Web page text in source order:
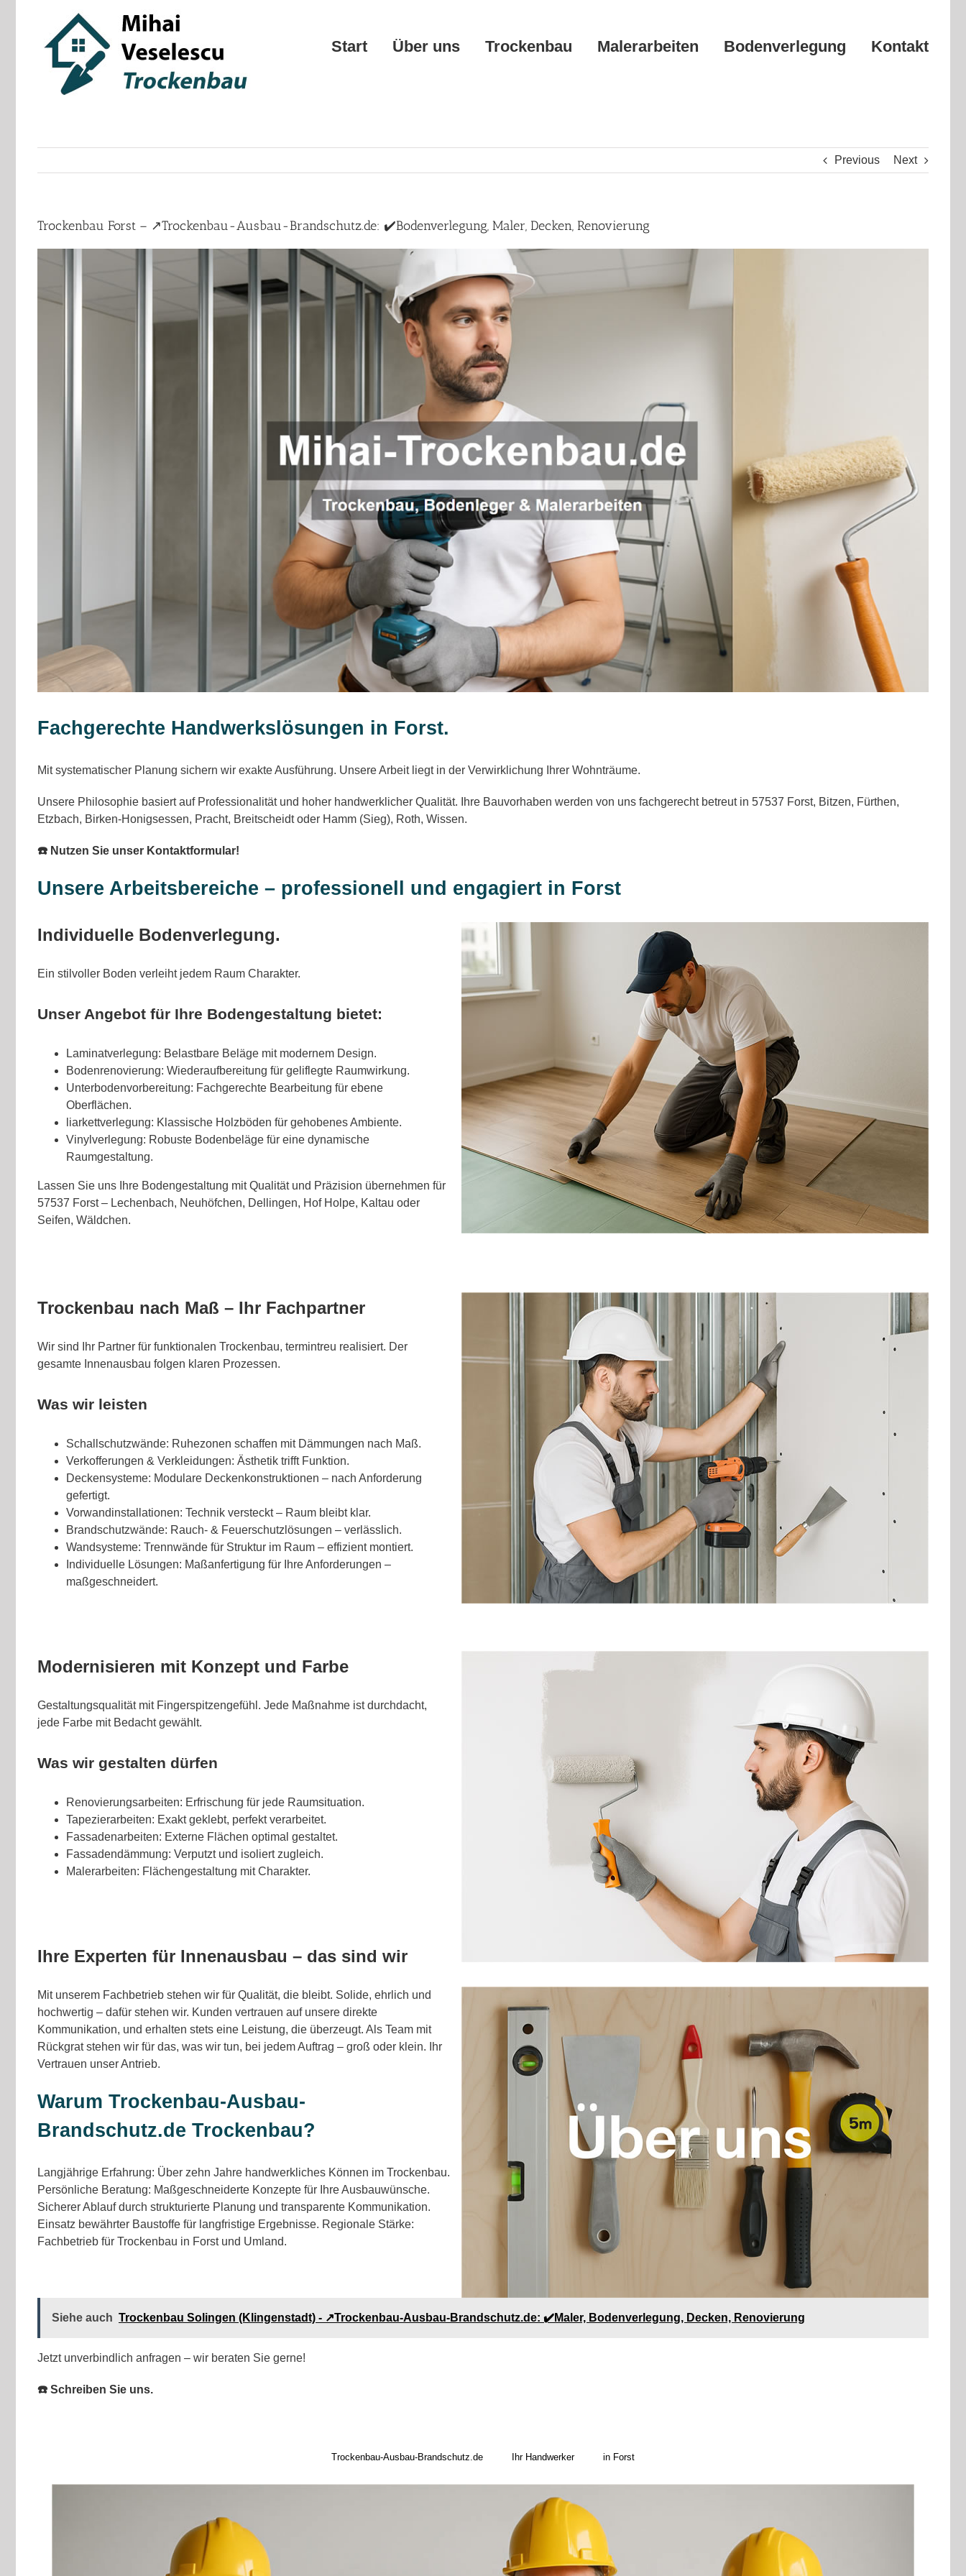
Start Über uns Trockenbau Malerarbeiten Bodenverlegung Kontakt
Previous Next
Trockenbau Forst – ↗️Trockenbau-Ausbau-Brandschutz.de: ✔️Bodenverlegung, Maler, Decken, Renovierung
Fachgerechte Handwerkslösungen in Forst.
Mit systematischer Planung sichern wir exakte Ausführung. Unsere Arbeit liegt in der Verwirklichung Ihrer Wohnträume.
Unsere Philosophie basiert auf Professionalität und hoher handwerklicher Qualität. Ihre Bauvorhaben werden von uns fachgerecht betreut in 57537 Forst, Bitzen, Fürthen,
Etzbach, Birken-Honigsessen, Pracht, Breitscheidt oder Hamm (Sieg), Roth, Wissen.
☎️ Nutzen Sie unser Kontaktformular!
Unsere Arbeitsbereiche – professionell und engagiert in Forst
Individuelle Bodenverlegung.
Ein stilvoller Boden verleiht jedem Raum Charakter.
Unser Angebot für Ihre Bodengestaltung bietet:
Laminatverlegung: Belastbare Beläge mit modernem Design.
Bodenrenovierung: Wiederaufbereitung für geliflegte Raumwirkung.
Unterbodenvorbereitung: Fachgerechte Bearbeitung für ebene
Oberflächen.
liarkettverlegung: Klassische Holzböden für gehobenes Ambiente.
Vinylverlegung: Robuste Bodenbeläge für eine dynamische
Raumgestaltung.
Lassen Sie uns Ihre Bodengestaltung mit Qualität und Präzision übernehmen für
57537 Forst – Lechenbach, Neuhöfchen, Dellingen, Hof Holpe, Kaltau oder
Seifen, Wäldchen.
Trockenbau nach Maß – Ihr Fachpartner
Wir sind Ihr Partner für funktionalen Trockenbau, termintreu realisiert. Der
gesamte Innenausbau folgen klaren Prozessen.
Was wir leisten
Schallschutzwände: Ruhezonen schaffen mit Dämmungen nach Maß.
Verkofferungen & Verkleidungen: Ästhetik trifft Funktion.
Deckensysteme: Modulare Deckenkonstruktionen – nach Anforderung
gefertigt.
Vorwandinstallationen: Technik versteckt – Raum bleibt klar.
Brandschutzwände: Rauch- & Feuerschutzlösungen – verlässlich.
Wandsysteme: Trennwände für Struktur im Raum – effizient montiert.
Individuelle Lösungen: Maßanfertigung für Ihre Anforderungen –
maßgeschneidert.
Modernisieren mit Konzept und Farbe
Gestaltungsqualität mit Fingerspitzengefühl. Jede Maßnahme ist durchdacht,
jede Farbe mit Bedacht gewählt.
Was wir gestalten dürfen
Renovierungsarbeiten: Erfrischung für jede Raumsituation.
Tapezierarbeiten: Exakt geklebt, perfekt verarbeitet.
Fassadenarbeiten: Externe Flächen optimal gestaltet.
Fassadendämmung: Verputzt und isoliert zugleich.
Malerarbeiten: Flächengestaltung mit Charakter.
Ihre Experten für Innenausbau – das sind wir
Mit unserem Fachbetrieb stehen wir für Qualität, die bleibt. Solide, ehrlich und
hochwertig – dafür stehen wir. Kunden vertrauen auf unsere direkte
Kommunikation, und erhalten stets eine Leistung, die überzeugt. Als Team mit
Rückgrat stehen wir für das, was wir tun, bei jedem Auftrag – groß oder klein. Ihr
Vertrauen unser Antrieb.
Warum Trockenbau-Ausbau-
Brandschutz.de Trockenbau?
Langjährige Erfahrung: Über zehn Jahre handwerkliches Können im Trockenbau.
Persönliche Beratung: Maßgeschneiderte Konzepte für Ihre Ausbauwünsche.
Sicherer Ablauf durch strukturierte Planung und transparente Kommunikation.
Einsatz bewährter Baustoffe für langfristige Ergebnisse. Regionale Stärke:
Fachbetrieb für Trockenbau in Forst und Umland.
Siehe auch Trockenbau Solingen (Klingenstadt) - ↗️Trockenbau-Ausbau-Brandschutz.de: ✔️Maler, Bodenverlegung, Decken, Renovierung
Jetzt unverbindlich anfragen – wir beraten Sie gerne!
☎️ Schreiben Sie uns.
Trockenbau-Ausbau-Brandschutz.de Ihr Handwerker in Forst